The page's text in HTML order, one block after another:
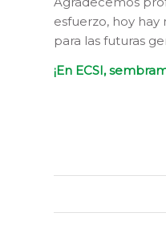
esfuerzo, hoy
para las futuras
¡En ECSI,